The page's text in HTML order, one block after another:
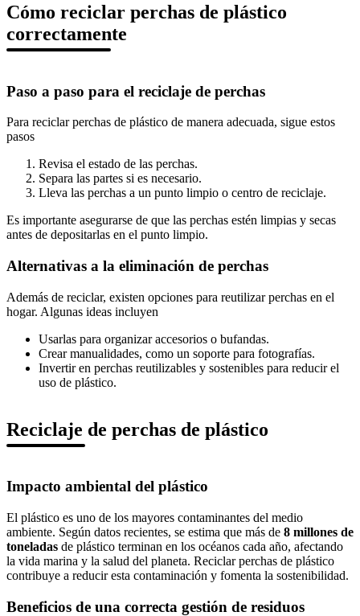
Cómo reciclar perchas de plástico
correctamente
Paso a paso para el reciclaje de perchas
Para reciclar perchas de plástico de manera adecuada, sigue estos
pasos
Revisa el estado de las perchas.
Separa las partes si es necesario.
Lleva las perchas a un punto limpio o centro de reciclaje.
Es importante asegurarse de que las perchas estén limpias y secas
antes de depositarlas en el punto limpio.
Alternativas a la eliminación de perchas
Además de reciclar, existen opciones para reutilizar perchas en el
hogar. Algunas ideas incluyen
Usarlas para organizar accesorios o bufandas.
Crear manualidades, como un soporte para fotografías.
Invertir en perchas reutilizables y sostenibles para reducir el
uso de plástico.
Reciclaje de perchas de plástico
Impacto ambiental del plástico
El plástico es uno de los mayores contaminantes del medio
ambiente. Según datos recientes, se estima que más de 8 millones de
toneladas de plástico terminan en los océanos cada año, afectando
la vida marina y la salud del planeta. Reciclar perchas de plástico
contribuye a reducir esta contaminación y fomenta la sostenibilidad.
Beneficios de una correcta gestión de residuos